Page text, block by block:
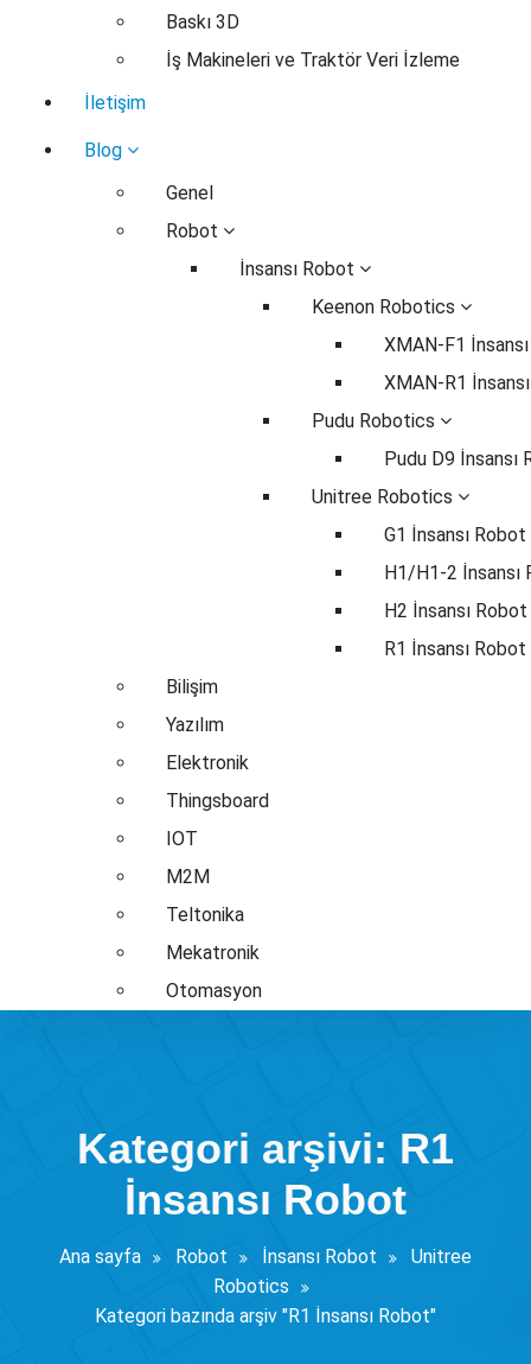
Baskı 3D
İş Makineleri ve Traktör Veri İzleme
İletişim
Blog
Genel
Robot
İnsansı Robot
Keenon Robotics
XMAN-F1
XMAN-R1
Pudu Robotics
Pudu D9 İnsansı
Unitree Robotics
G1 İnsansı Robot
H1/H1-2 İnsansı
H2 İnsansı Robot
R1 İnsansı Robot
Bilişim
Yazılım
Elektronik
Thingsboard
IOT
M2M
Teltonika
Mekatronik
Otomasyon
Kategori arşivi: R1
İnsansı Robot
Ana sayfa Robot İnsansı Robot
Unitree
Robotics
Kategori bazında arşiv "R1 İnsansı Robot"